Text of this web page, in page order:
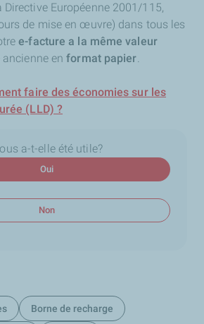
Européenne 2001/115,
de mise en œuvre) dans tous les
e-facture a la même valeur
en format papier.
faire des économies sur les
(LLD) ?
a-t-elle été utile?
Oui
Non
Borne de recharge